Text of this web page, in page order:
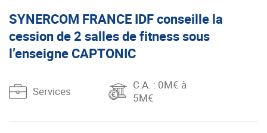
SYNERCOM FRANCE IDF conseille la
cession de 2 salles de fitness sous
l’enseigne CAPTONIC
Services C.A. : 0M€ à
5M€